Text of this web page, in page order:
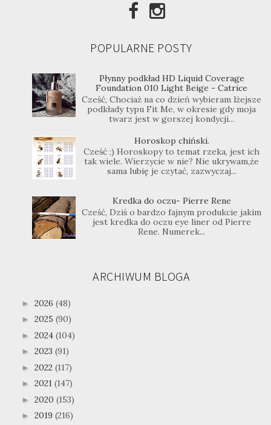
POPULARNE POSTY
Płynny podkład HD Liquid Coverage
Foundation 010 Light Beige - Catrice
Cześć, Chociaż na co dzień wybieram lżejsze
podkłady typu Fit Me, w okresie gdy moja
twarz jest w gorszej kondycji...
Horoskop chiński.
Cześć ;) Horoskopy to temat rzeka, jest ich
tak wiele. Wierzycie w nie? Nie ukrywam,że
sama lubię je czytać, zazwyczaj...
Kredka do oczu- Pierre Rene
Cześć, Dziś o bardzo fajnym produkcie jakim
jest kredka do oczu eye liner od Pierre
Rene. Numerek...
ARCHIWUM BLOGA
► 2026 (48)
► 2025 (90)
► 2024 (104)
► 2023 (91)
► 2022 (117)
► 2021 (147)
► 2020 (153)
► 2019 (216)